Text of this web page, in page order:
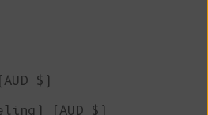
$)
(AUD $)